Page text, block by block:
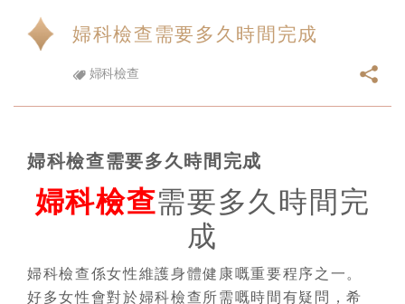
婦科檢查需要多久時間完成
婦科檢查
婦科檢查需要多久時間完成
婦科檢查需要多久時間完
成
婦科檢查係女性維護身體健康嘅重要程序之一。
好多女性會對於婦科檢查所需嘅時間有疑問，希